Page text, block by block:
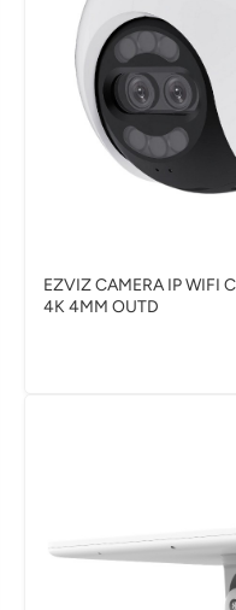
EZVIZ CAMERA IP WIFI
4K 4MM OUTD